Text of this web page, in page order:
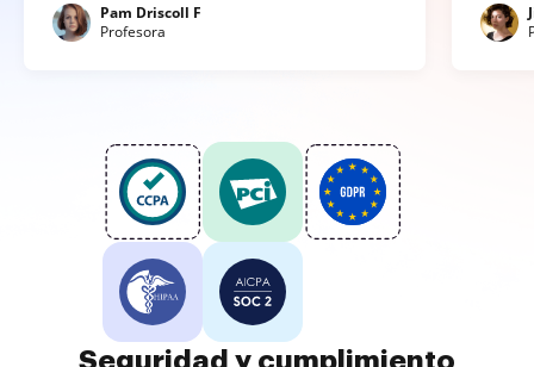
Pam Driscoll F
Profesora
Seguridad y cumplimiento